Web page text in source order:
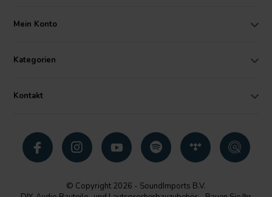
Mein Konto
Kategorien
Kontakt
© Copyright 2026 - SoundImports B.V.